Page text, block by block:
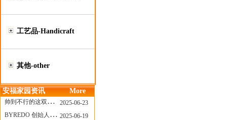
工艺品-Handicraft
其他-other
安福家园资讯 More
帅到不行的这双跑鞋，其实藏着Nike第一位签约跑者的故事
2025-06-23
BYREDO 创始人离任，也带走了那份灵魂感
2025-06-19